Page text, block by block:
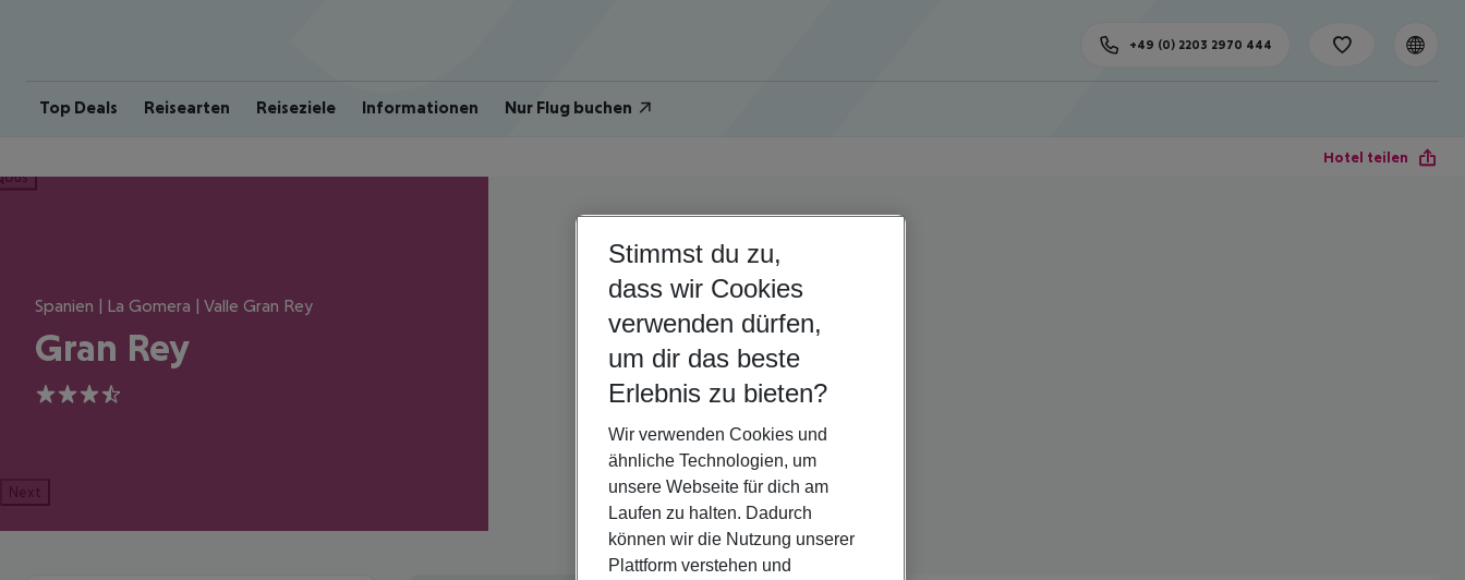
Top Deals Reisearten Reiseziele Informationen Nur Flug buchen
+49 (0) 2203 2970 444
Hotel teilen
Spanien | La Gomera | Valle Gran Rey
Gran Rey
3.5
Next
Stimmst du zu,
dass wir Cookies
verwenden dürfen,
um dir das beste
Erlebnis zu bieten?
Wir verwenden Cookies und
ähnliche Technologien, um
unsere Webseite für dich am
Laufen zu halten. Dadurch
können wir die Nutzung unserer
Plattform verstehen und